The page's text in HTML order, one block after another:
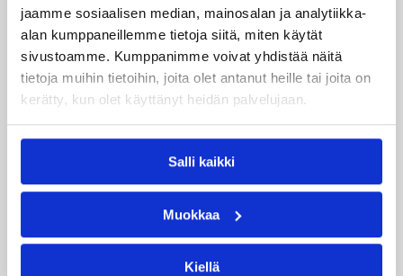
jaamme sosiaalisen median, mainosalan ja analytiikka-
alan kumppaneillemme tietoja siitä, miten käytät
sivustoamme. Kumppanimme voivat yhdistää näitä
tietoja muihin tietoihin, joita olet antanut heille tai joita on
kerätty, kun olet käyttänyt heidän palvelujaan.
Salli kaikki
Muokkaa
Kiellä
Matias Ojala
Michael Pounds
Nicolas Dolénc
Sami Himberg
Skomantas Pocius
Ville Viita
Kategoriat
EM-kilpailut Maajoukkue
Maaottelu
Nuorten EM-kilpailut